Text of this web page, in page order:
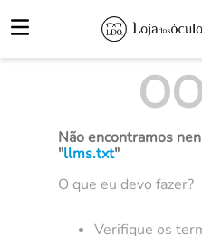
Não encontramos
"llms.txt"
O que eu devo fazer?
Verifique os